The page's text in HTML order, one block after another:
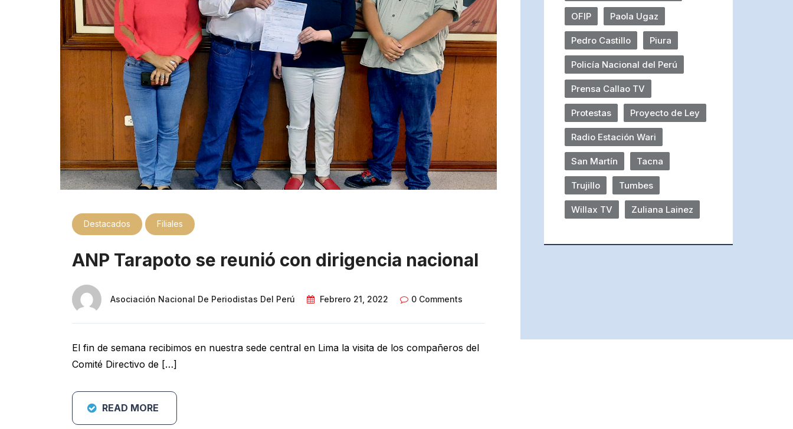
Destacados Filiales
ANP Tarapoto se reunió con dirigencia nacional
Asociación Nacional De Periodistas Del Perú Febrero 21, 2022 0 Comments
El fin de semana recibimos en nuestra sede central en Lima la visita de los compañeros del
Comité Directivo de […]
READ MORE
OFIP Paola Ugaz
Pedro Castillo Piura
Policía Nacional del Perú
Prensa Callao TV
Protestas Proyecto de Ley
Radio Estación Wari
San Martín Tacna
Trujillo Tumbes
Willax TV Zuliana Lainez